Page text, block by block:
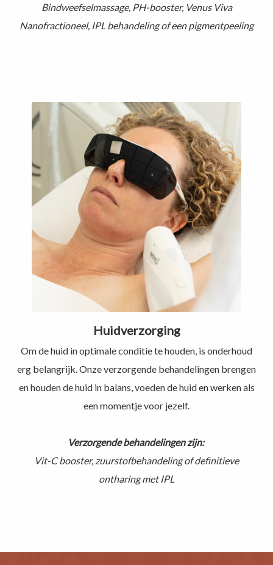
Bindweefselmassage, PH-booster, Venus Viva
Nanofractioneel, IPL behandeling of een pigmentpeeling
Huidverzorging
Om de huid in optimale conditie te houden, is onderhoud
erg belangrijk. Onze verzorgende behandelingen brengen
en houden de huid in balans, voeden de huid en werken als
een momentje voor jezelf.
Verzorgende behandelingen zijn:
Vit-C booster, zuurstofbehandeling of definitieve
ontharing met IPL